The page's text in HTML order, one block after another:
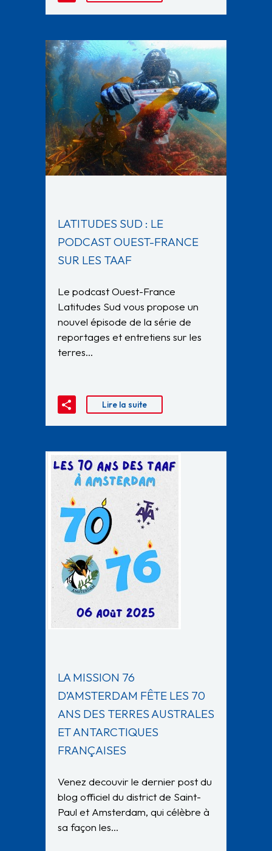
LATITUDES SUD : LE
PODCAST OUEST-FRANCE
SUR LES TAAF
Le podcast Ouest-France
Latitudes Sud vous propose un
nouvel épisode de la série de
reportages et entretiens sur les
terres…
Lire la suite
LA MISSION 76
D’AMSTERDAM FÊTE LES 70
ANS DES TERRES AUSTRALES
ET ANTARCTIQUES
FRANÇAISES
Venez decouvir le dernier post du
blog officiel du district de Saint-
Paul et Amsterdam, qui célèbre à
sa façon les…